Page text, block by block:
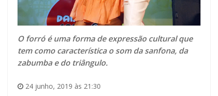
O forró é uma forma de expressão cultural que
tem como característica o som da sanfona, da
zabumba e do triângulo.
24 junho, 2019 às 21:30